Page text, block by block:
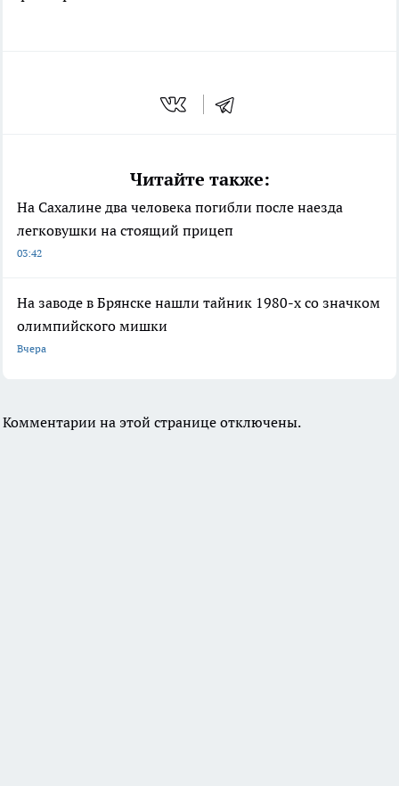
Читайте также:
На Сахалине два человека погибли после наезда
легковушки на стоящий прицеп
03:42
На заводе в Брянске нашли тайник 1980-х со значком
олимпийского мишки
Вчера
Комментарии на этой странице отключены.